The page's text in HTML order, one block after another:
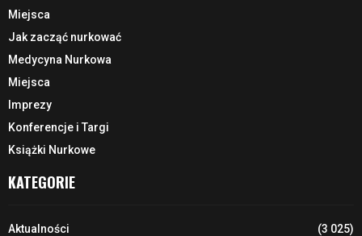
Miejsca
Jak zacząć nurkować
Medycyna Nurkowa
Miejsca
Imprezy
Konferencje i Targi
Książki Nurkowe
KATEGORIE
Aktualności
(3 025)